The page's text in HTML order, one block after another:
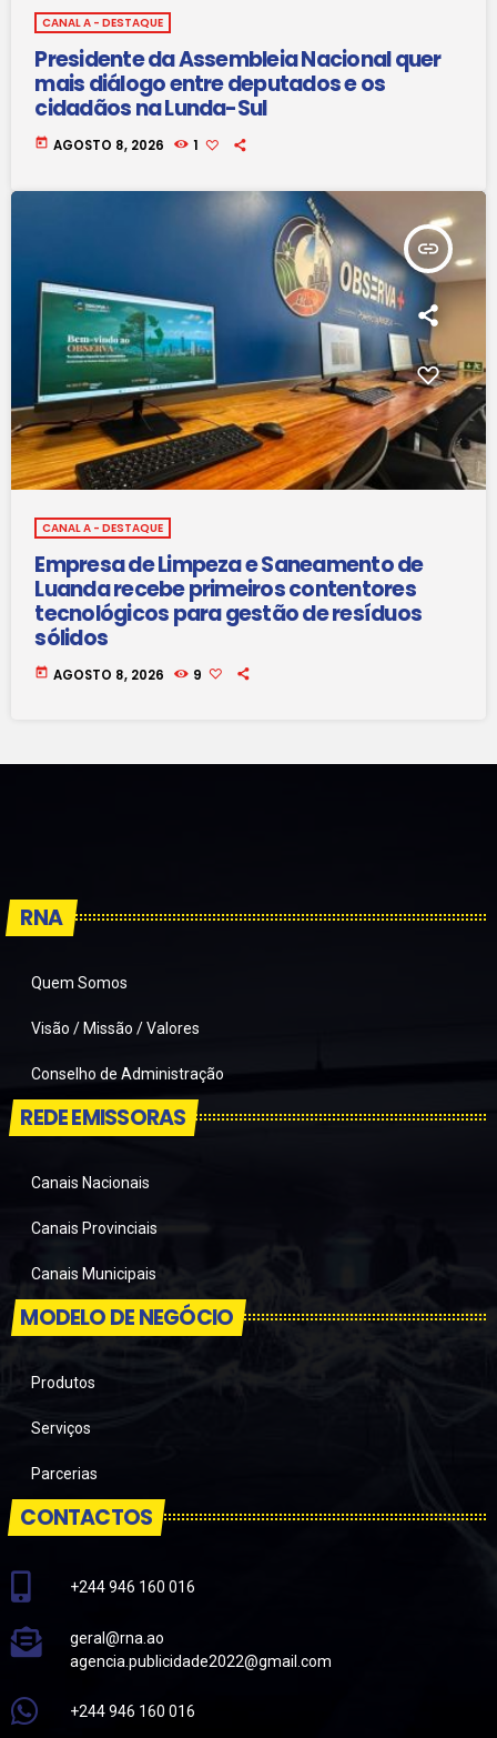
CANAL A - DESTAQUE
Presidente da Assembleia Nacional quer
mais diálogo entre deputados e os
cidadãos na Lunda-Sul
today AGOSTO 8, 2026 1
insert_link
CANAL A - DESTAQUE
Empresa de Limpeza e Saneamento de
Luanda recebe primeiros contentores
tecnológicos para gestão de resíduos
sólidos
today AGOSTO 8, 2026 9
RNA
Quem Somos
Visão / Missão / Valores
Conselho de Administração
REDE EMISSORAS
Canais Nacionais
Canais Provinciais
Canais Municipais
MODELO DE NEGÓCIO
Produtos
Serviços
Parcerias
CONTACTOS
+244 946 160 016
geral@rna.ao
agencia.publicidade2022@gmail.com
+244 946 160 016